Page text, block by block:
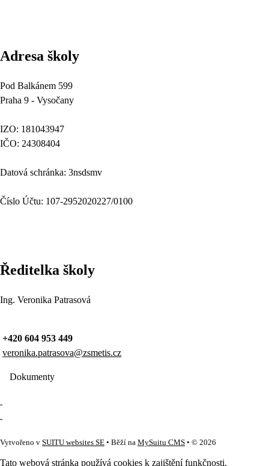
Adresa školy
Pod Balkánem 599
Praha 9 - Vysočany
IZO: 181043947
IČO: 24308404
Datová schránka: 3nsdsmv
Číslo Účtu: 107-2952020227/0100
Ředitelka školy
Ing. Veronika Patrasová
+420 604 953 449
veronika.patrasova@zsmetis.cz
Dokumenty
Vytvořeno v SUITU websites SE • Běží na MySuitu CMS • © 2026
Tato webová stránka používá cookies k zajištění funkčnosti.